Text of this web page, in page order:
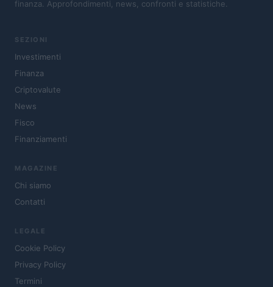
finanza. Approfondimenti, news, confronti e statistiche.
SEZIONI
Investimenti
Finanza
Criptovalute
News
Fisco
Finanziamenti
MAGAZINE
Chi siamo
Contatti
LEGALE
Cookie Policy
Privacy Policy
Termini